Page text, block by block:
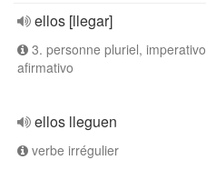
ellos [llegar]
3. personne pluriel, imperativo
afirmativo
ellos lleguen
verbe irrégulier